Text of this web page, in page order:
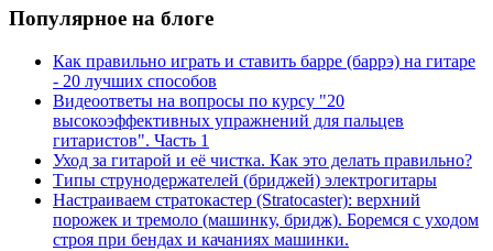
Популярное на блоге
Как правильно играть и ставить барре (баррэ) на гитаре
- 20 лучших способов
Видеоответы на вопросы по курсу "20
высокоэффективных упражнений для пальцев
гитаристов". Часть 1
Уход за гитарой и её чистка. Как это делать правильно?
Типы струнодержателей (бриджей) электрогитары
Настраиваем стратокастер (Stratocaster): верхний
порожек и тремоло (машинку, бридж). Боремся с уходом
строя при бендах и качаниях машинки.